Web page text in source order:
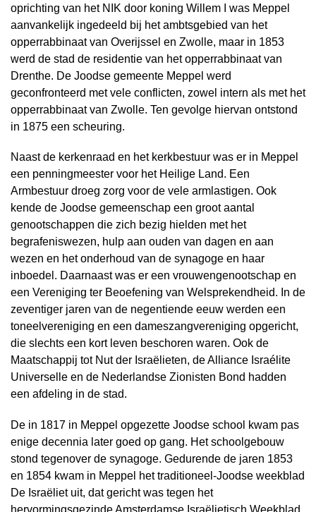
oprichting van het NIK door koning Willem I was Meppel
aanvankelijk ingedeeld bij het ambtsgebied van het
opperrabbinaat van Overijssel en Zwolle, maar in 1853
werd de stad de residentie van het opperrabbinaat van
Drenthe. De Joodse gemeente Meppel werd
geconfronteerd met vele conflicten, zowel intern als met het
opperrabbinaat van Zwolle. Ten gevolge hiervan ontstond
in 1875 een scheuring.
Naast de kerkenraad en het kerkbestuur was er in Meppel
een penningmeester voor het Heilige Land. Een
Armbestuur droeg zorg voor de vele armlastigen. Ook
kende de Joodse gemeenschap een groot aantal
genootschappen die zich bezig hielden met het
begrafeniswezen, hulp aan ouden van dagen en aan
wezen en het onderhoud van de synagoge en haar
inboedel. Daarnaast was er een vrouwengenootschap en
een Vereniging ter Beoefening van Welsprekendheid. In de
zeventiger jaren van de negentiende eeuw werden een
toneelvereniging en een dameszangvereniging opgericht,
die slechts een kort leven beschoren waren. Ook de
Maatschappij tot Nut der Israëlieten, de Alliance Israélite
Universelle en de Nederlandse Zionisten Bond hadden
een afdeling in de stad.
De in 1817 in Meppel opgezette Joodse school kwam pas
enige decennia later goed op gang. Het schoolgebouw
stond tegenover de synagoge. Gedurende de jaren 1853
en 1854 kwam in Meppel het traditioneel-Joodse weekblad
De Israëliet uit, dat gericht was tegen het
hervormingsgezinde Amsterdamse Israëlietisch Weekblad.